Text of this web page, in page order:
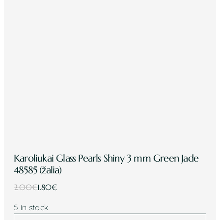
Karoliukai Glass Pearls Shiny 3 mm Green Jade
48585 (žalia)
2.00€
Original
was:
1.80€
Current
is:
5 in stock